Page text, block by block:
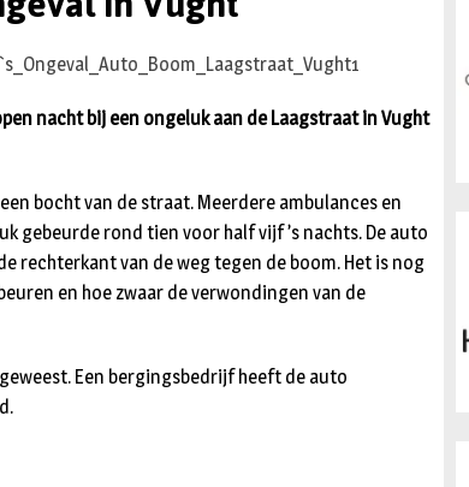
nacht bij een ongeluk aan de Laagstraat in Vught
bocht van de straat. Meerdere ambulances en
gebeurde rond tien voor half vijf ’s nachts. De auto
rechterkant van de weg tegen de boom. Het is nog
en hoe zwaar de verwondingen van de
Een bergingsbedrijf heeft de auto